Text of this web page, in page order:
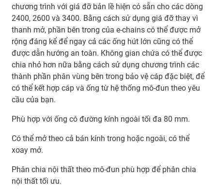
chương trình với giá đỡ bản lề hiện có sẵn cho các dòng
2400, 2600 và 3400. Bằng cách sử dụng giá đỡ thay vì
thanh mở, phần bên trong của e-chains có thể được mở
rộng đáng kể để ngay cả các ống hút lớn cũng có thể
được dẫn hướng an toàn. Không gian chứa có thể được
chia nhỏ hơn nữa bằng cách sử dụng chương trình các
thành phần phân vùng bên trong bảo vệ cáp đặc biệt, để
có thể kết hợp cáp và ống từ hệ thống mô-đun theo yêu
cầu của bạn.
Phù hợp với ống có đường kính ngoài tối đa 80 mm.
Có thể mở theo cả bán kính trong hoặc ngoài, có thể
xoay mở.
Phân chia nội thất theo mô-đun phù hợp để phân chia
nội thất tối ưu.